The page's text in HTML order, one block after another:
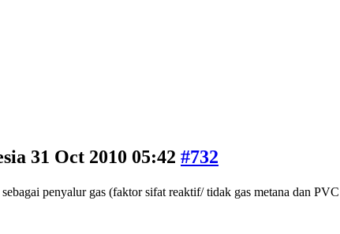
31 Oct 2010 05:42 #732
penyalur gas (faktor sifat reaktif/ tidak gas metana dan